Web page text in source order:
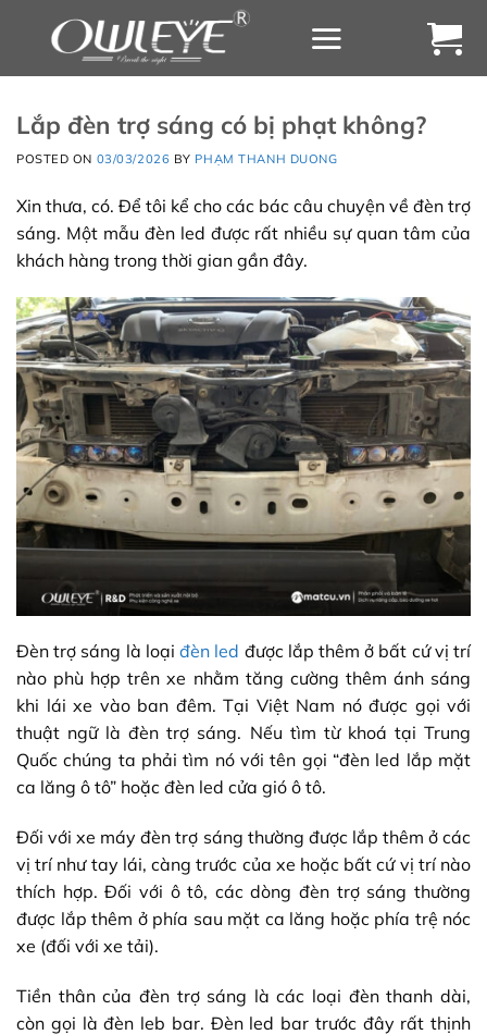
Lắp đèn trợ sáng có bị phạt không?
POSTED ON 03/03/2026 BY PHẠM THANH DUONG
Xin thưa, có. Để tôi kể cho các bác câu chuyện về đèn trợ
sáng. Một mẫu đèn led được rất nhiều sự quan tâm của
khách hàng trong thời gian gần đây.
Đèn trợ sáng là loạiđèn led được lắp thêm ở bất cứ vị trí
nào phù hợp trên xe nhằm tăng cường thêm ánh sáng
khi lái xe vào ban đêm. Tại Việt Nam nó được gọi với
thuật ngữ là đèn trợ sáng. Nếu tìm từ khoá tại Trung
Quốc chúng ta phải tìm nó với tên gọi “đèn led lắp mặt
ca lăng ô tô” hoặc đèn led cửa gió ô tô.
Đối với xe máy đèn trợ sáng thường được lắp thêm ở các
vị trí như tay lái, càng trước của xe hoặc bất cứ vị trí nào
thích hợp. Đối với ô tô, các dòng đèn trợ sáng thường
được lắp thêm ở phía sau mặt ca lăng hoặc phía trệ nóc
xe (đối với xe tải).
Tiền thân của đèn trợ sáng là các loại đèn thanh dài,
còn gọi là đèn leb bar. Đèn led bar trước đây rất thịnh